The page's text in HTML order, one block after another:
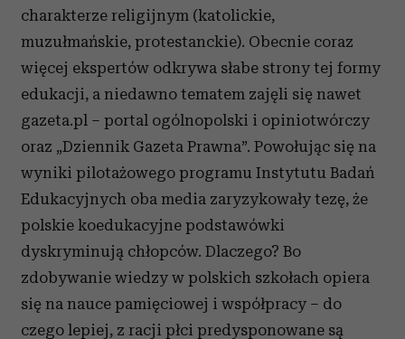
charakterze religijnym (katolickie,
muzułmańskie, protestanckie). Obecnie coraz
więcej ekspertów odkrywa słabe strony tej formy
edukacji, a niedawno tematem zajęli się nawet
gazeta.pl – portal ogólnopolski i opiniotwórczy
oraz „Dziennik Gazeta Prawna”. Powołując się na
wyniki pilotażowego programu Instytutu Badań
Edukacyjnych oba media zaryzykowały tezę, że
polskie koedukacyjne podstawówki
dyskryminują chłopców. Dlaczego? Bo
zdobywanie wiedzy w polskich szkołach opiera
się na nauce pamięciowej i współpracy – do
czego lepiej, z racji płci predysponowane są